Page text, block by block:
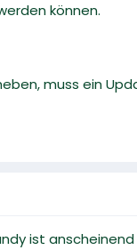
können.
muss ein
ist